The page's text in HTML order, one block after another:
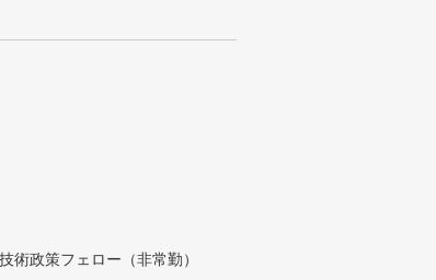
術政策フェロー（非常勤）